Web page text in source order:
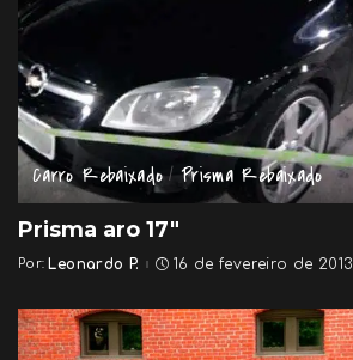
Carro Rebaixado Prisma Rebaixado
Prisma aro 17″
Posted
Por: Leonardo P. 16 de fevereiro de 2013